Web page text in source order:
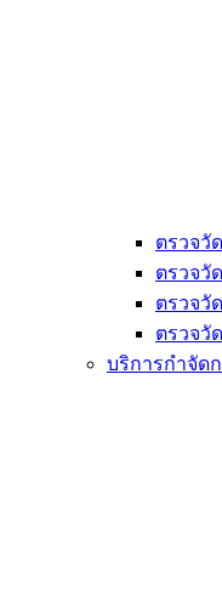
ตรวจวั
ตรวจวั
ตรวจวั
ตรวจ
บริการกำจัด